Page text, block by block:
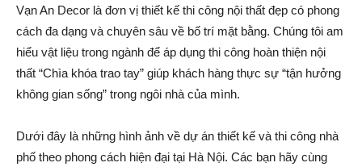
Vạn An Decor là đơn vị thiết kế thi công nội thất đẹp có phong
cách đa dạng và chuyên sâu về bố trí mặt bằng. Chúng tôi am
hiểu vật liệu trong ngành để áp dụng thi công hoàn thiện nội
thất “Chìa khóa trao tay” giúp khách hàng thực sự “tận hưởng
không gian sống” trong ngôi nhà của mình.
Dưới đây là những hình ảnh về dự án thiết kế và thi công nhà
phố theo phong cách hiện đại tại Hà Nội. Các bạn hãy cùng